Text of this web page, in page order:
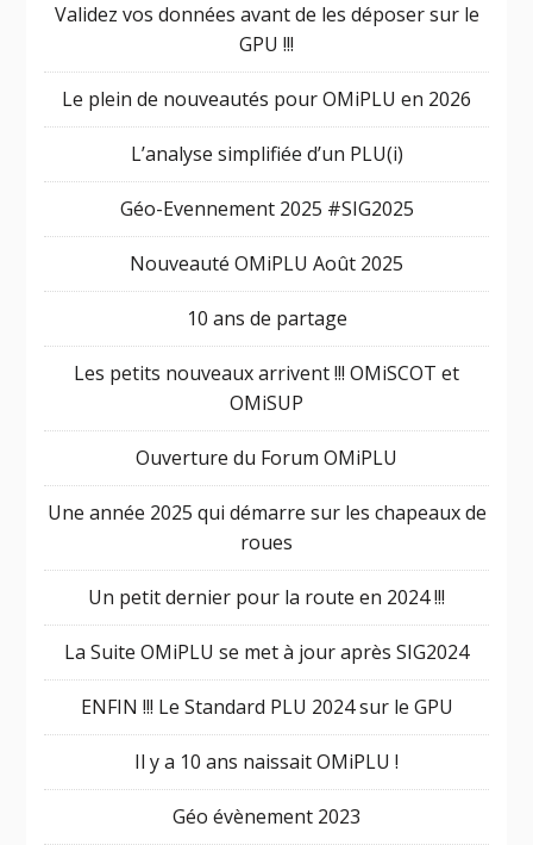
Validez vos données avant de les déposer sur le
GPU !!!
Le plein de nouveautés pour OMiPLU en 2026
L’analyse simplifiée d’un PLU(i)
Géo-Evennement 2025 #SIG2025
Nouveauté OMiPLU Août 2025
10 ans de partage
Les petits nouveaux arrivent !!! OMiSCOT et
OMiSUP
Ouverture du Forum OMiPLU
Une année 2025 qui démarre sur les chapeaux de
roues
Un petit dernier pour la route en 2024 !!!
La Suite OMiPLU se met à jour après SIG2024
ENFIN !!! Le Standard PLU 2024 sur le GPU
Il y a 10 ans naissait OMiPLU !
Géo évènement 2023